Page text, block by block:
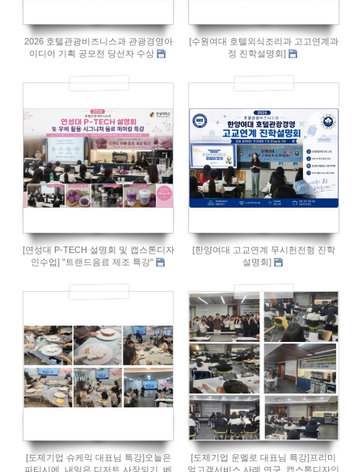
2026 호텔관광비즈니스과 관광경영아
이디어 기획 공모전 당선자 수상
[수원여대 호텔외식조리과 고고연계과
정 진학설명회]
66
[연성대 P-TECH 설명회 및 캡스톤디자
인수업] "트랜드음료 제조 특강"
63
[한양여대 고교연계 무시헌전형 진학
설명회]
122
[도제기업 슈케익 대표님 특강]오늘은
파티시에, 내일은 디저트 사장되기, 베
107
[도제기업 운멜로 대표님 특강]프리미
엄고객서비스 사례 연구_캡스톤디자인